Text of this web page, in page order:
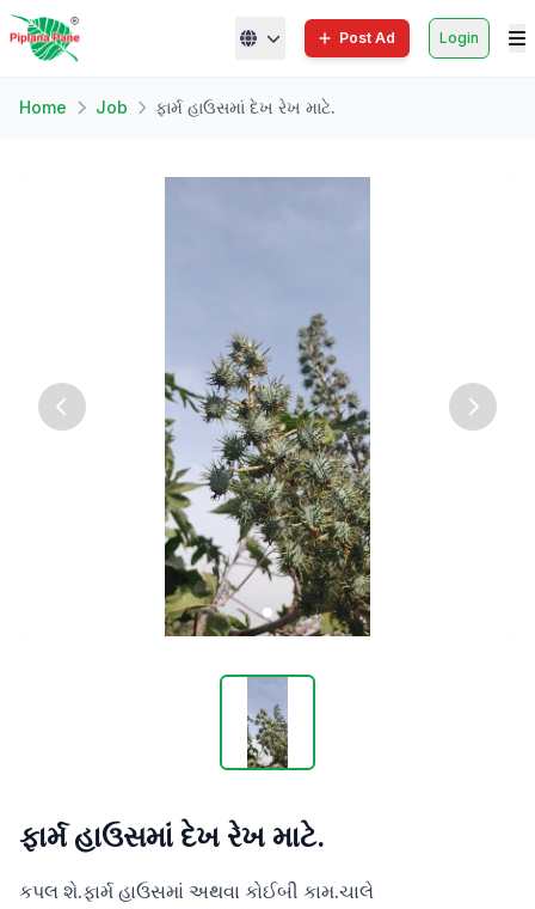
Post Ad Login
Home Job ફાર્મ હાઉસમાં દેખ રેખ માટે.
ફાર્મ હાઉસમાં દેખ રેખ માટે.
કપલ શે.ફાર્મ હાઉસમાં અથવા કોઈબી કામ.ચાલે